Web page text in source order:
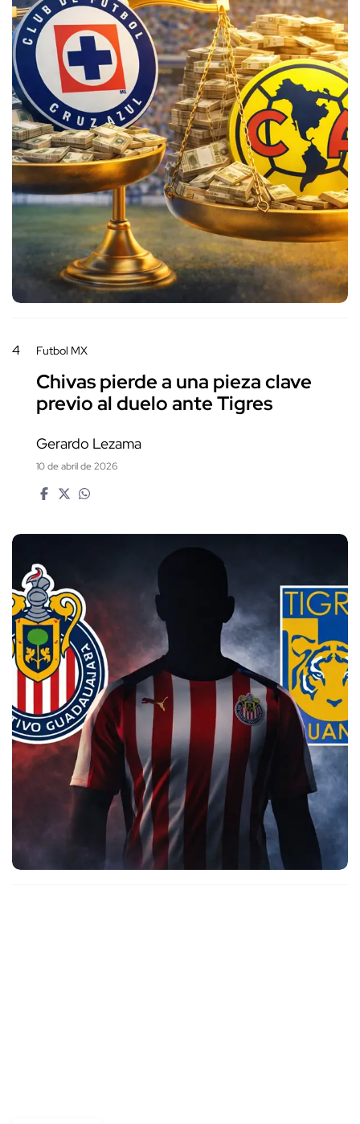
4 Futbol MX
Chivas pierde a una pieza clave
previo al duelo ante Tigres
Gerardo Lezama
10 de abril de 2026